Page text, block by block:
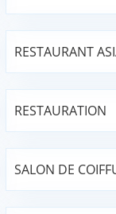
RESTAURANT
RESTAURATION
SALON DE